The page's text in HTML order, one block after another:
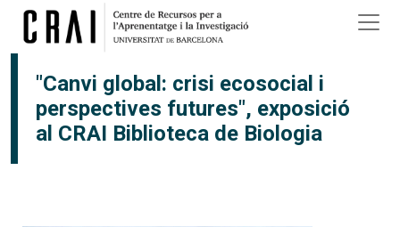
Vés al contingut
"Canvi global: crisi ecosocial i
perspectives futures", exposició
al CRAI Biblioteca de Biologia
×